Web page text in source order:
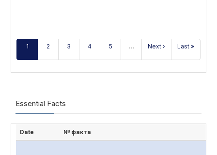
1 2 3 4 5 … Next › Last »
Essential Facts
Date № факта